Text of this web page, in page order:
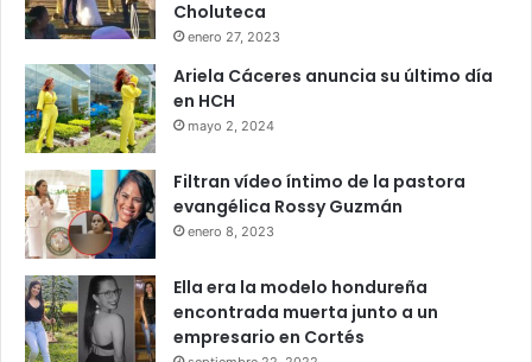
Choluteca
enero 27, 2023
Ariela Cáceres anuncia su último día
en HCH
mayo 2, 2024
Filtran vídeo íntimo de la pastora
evangélica Rossy Guzmán
enero 8, 2023
Ella era la modelo hondureña
encontrada muerta junto a un
empresario en Cortés